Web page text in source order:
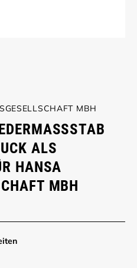
MBH
M
ALS S
HANSA V
MBH